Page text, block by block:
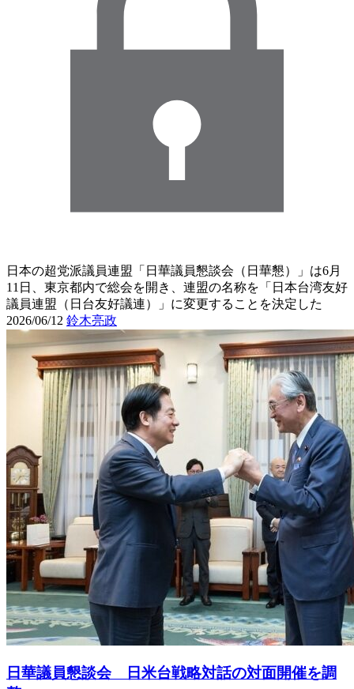
日本の超党派議員連盟「日華議員懇談会（日華懇）」は6月
11日、東京都内で総会を開き、連盟の名称を「日本台湾友好
議員連盟（日台友好議連）」に変更することを決定した
2026/06/12 鈴木亮政
日華議員懇談会 日米台戦略対話の対面開催を調